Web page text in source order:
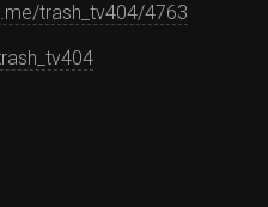
trash_tv404/4763